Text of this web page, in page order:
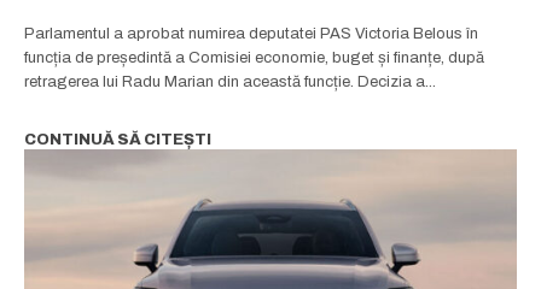
Parlamentul a aprobat numirea deputatei PAS Victoria Belous în
funcția de președintă a Comisiei economie, buget și finanțe, după
retragerea lui Radu Marian din această funcție. Decizia a...
CONTINUĂ SĂ CITEȘTI